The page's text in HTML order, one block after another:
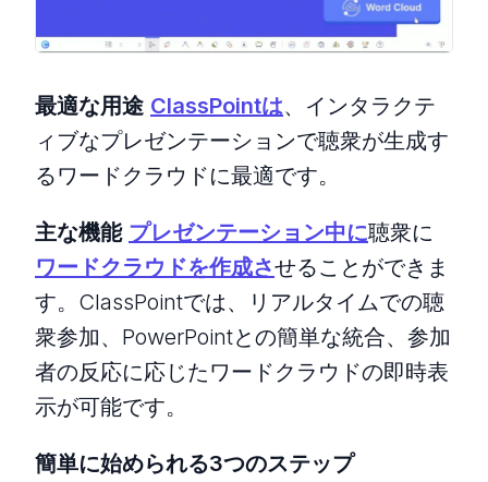
最適な用途 ClassPointは、インタラクテ
ィブなプレゼンテーションで聴衆が生成す
るワードクラウドに最適です。
主な機能 プレゼンテーション中に聴衆に
ワードクラウドを作成させることができま
す。ClassPointでは、リアルタイムでの聴
衆参加、PowerPointとの簡単な統合、参加
者の反応に応じたワードクラウドの即時表
示が可能です。
簡単に始められる3つのステップ